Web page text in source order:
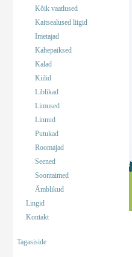
Kõik vaatlused
Kaitsealused liigid
Imetajad
Kahepaiksed
Kalad
Kiilid
Liblikad
Limused
Linnud
Putukad
Roomajad
Seened
Soontaimed
Ämblikud
Lingid
Kontakt
Tagasiside